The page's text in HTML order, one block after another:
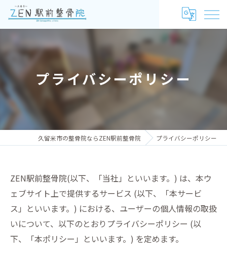
プライバシーポリシー
久留米市の整骨院ならZEN駅前整骨院 プライバシーポリシー
ZEN駅前整骨院(以下、「当社」といいます。) は、本ウ
ェブサイト上で提供するサービス (以下、「本サービ
ス」といいます。) における、ユーザーの個人情報の取扱
いについて、以下のとおりプライバシーポリシー (以
下、「本ポリシー」といいます。) を定めます。